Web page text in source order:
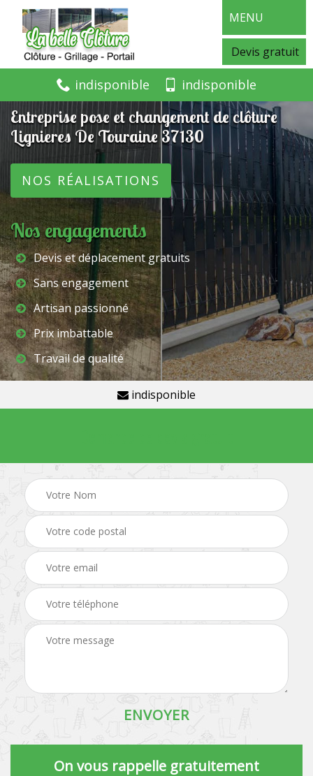
MENU
Devis gratuit
indisponible indisponible
Entreprise pose et changement de clôture
Lignieres De Touraine 37130
NOS RÉALISATIONS
Nos engagements
Devis et déplacement gratuits
Sans engagement
Artisan passionné
Prix imbattable
Travail de qualité
indisponible
On vous rappelle gratuitement